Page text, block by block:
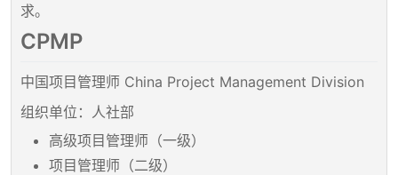
求。
CPMP
中国项目管理师 China Project Management Division
组织单位：人社部
高级项目管理师（一级）
项目管理师（二级）